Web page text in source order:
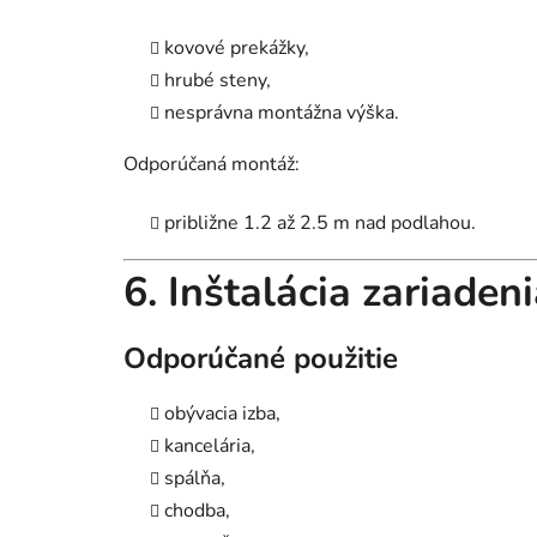
kovové prekážky,
hrubé steny,
nesprávna montážna výška.
Odporúčaná montáž:
približne 1.2 až 2.5 m nad podlahou.
6. Inštalácia
Odporúčané použitie
obývacia izba,
kancelária,
spálňa,
chodba,